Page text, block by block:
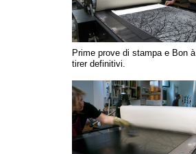
Prime prove di stampa e Bon à
tirer definitivi.